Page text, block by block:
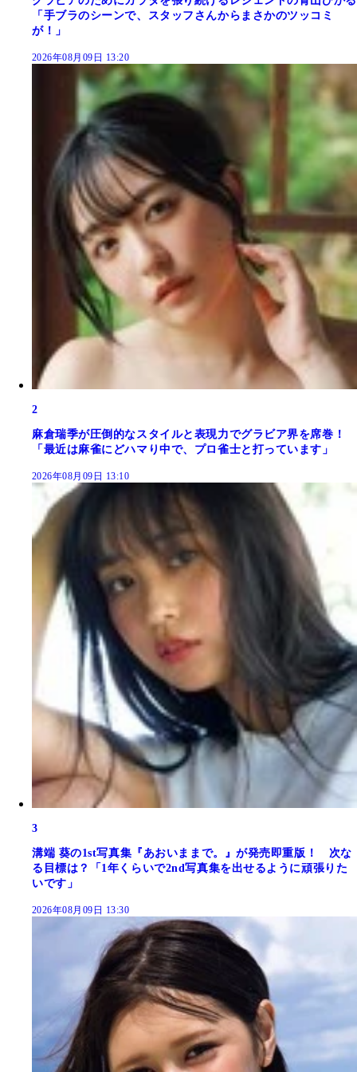
「手ブラのシーンで、スタッフさんからまさかのツッコミ
が！」
2026年08月09日 13:20
2
麻倉瑞季が圧倒的なスタイルと表現力でグラビア界を席巻！
「最近は麻雀にどハマり中で、プロ雀士と打っています」
2026年08月09日 13:10
3
溝端 葵の1st写真集『あおいままで。』が発売即重版！ 次な
る目標は？「1年くらいで2nd写真集を出せるように頑張りた
いです」
2026年08月09日 13:30